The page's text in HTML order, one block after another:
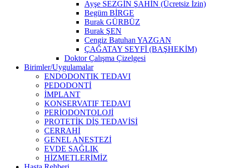
Ayşe SEZGİN ŞAHİN (Ücretsiz İzin)
Begüm BİRGE
Burak GÜRBÜZ
Burak ŞEN
Cengiz Batuhan YAZGAN
ÇAĞATAY SEYFİ (BAŞHEKİM)
Doktor Çalışma Çizelgesi
Birimler/Uygulamalar
ENDODONTIK TEDAVI
PEDODONTİ
İMPLANT
KONSERVATIF TEDAVI
PERİODONTOLOJİ
PROTETİK DİŞ TEDAVİSİ
CERRAHİ
GENEL ANESTEZİ
EVDE SAĞLIK
HİZMETLERİMİZ